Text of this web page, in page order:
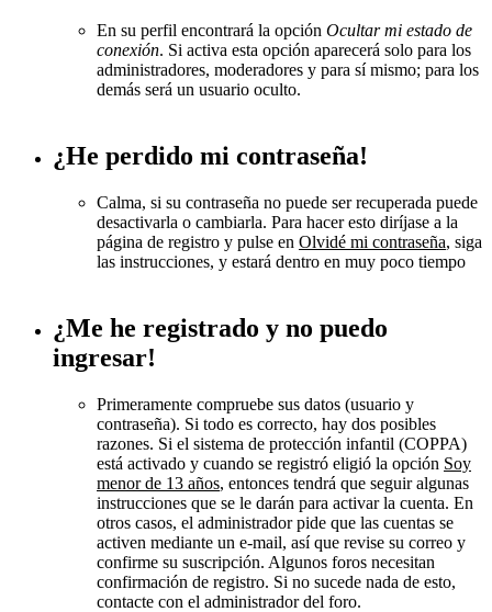
En su perfil encontrará la opción Ocultar mi estado de
conexión. Si activa esta opción aparecerá solo para los
administradores, moderadores y para sí mismo; para los
demás será un usuario oculto.
¿He perdido mi contraseña!
Calma, si su contraseña no puede ser recuperada puede
desactivarla o cambiarla. Para hacer esto diríjase a la
página de registro y pulse en Olvidé mi contraseña, siga
las instrucciones, y estará dentro en muy poco tiempo
¿Me he registrado y no puedo
ingresar!
Primeramente compruebe sus datos (usuario y
contraseña). Si todo es correcto, hay dos posibles
razones. Si el sistema de protección infantil (COPPA)
está activado y cuando se registró eligió la opción Soy
menor de 13 años, entonces tendrá que seguir algunas
instrucciones que se le darán para activar la cuenta. En
otros casos, el administrador pide que las cuentas se
activen mediante un e-mail, así que revise su correo y
confirme su suscripción. Algunos foros necesitan
confirmación de registro. Si no sucede nada de esto,
contacte con el administrador del foro.